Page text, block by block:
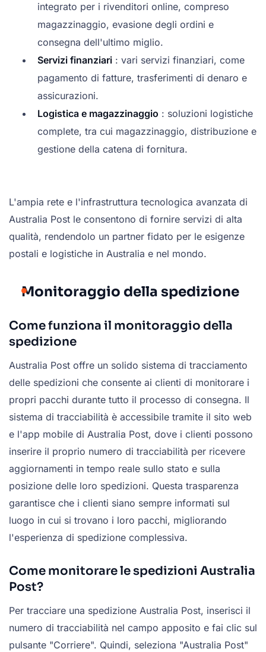
integrato per i rivenditori online, compreso
magazzinaggio, evasione degli ordini e
consegna dell'ultimo miglio.
Servizi finanziari : vari servizi finanziari, come
pagamento di fatture, trasferimenti di denaro e
assicurazioni.
Logistica e magazzinaggio : soluzioni logistiche
complete, tra cui magazzinaggio, distribuzione e
gestione della catena di fornitura.
L'ampia rete e l'infrastruttura tecnologica avanzata di
Australia Post le consentono di fornire servizi di alta
qualità, rendendolo un partner fidato per le esigenze
postali e logistiche in Australia e nel mondo.
Monitoraggio della spedizione
Come funziona il monitoraggio della
spedizione
Australia Post offre un solido sistema di tracciamento
delle spedizioni che consente ai clienti di monitorare i
propri pacchi durante tutto il processo di consegna. Il
sistema di tracciabilità è accessibile tramite il sito web
e l'app mobile di Australia Post, dove i clienti possono
inserire il proprio numero di tracciabilità per ricevere
aggiornamenti in tempo reale sullo stato e sulla
posizione delle loro spedizioni. Questa trasparenza
garantisce che i clienti siano sempre informati sul
luogo in cui si trovano i loro pacchi, migliorando
l'esperienza di spedizione complessiva.
Come monitorare le spedizioni Australia
Post?
Per tracciare una spedizione Australia Post, inserisci il
numero di tracciabilità nel campo apposito e fai clic sul
pulsante "Corriere". Quindi, seleziona "Australia Post"